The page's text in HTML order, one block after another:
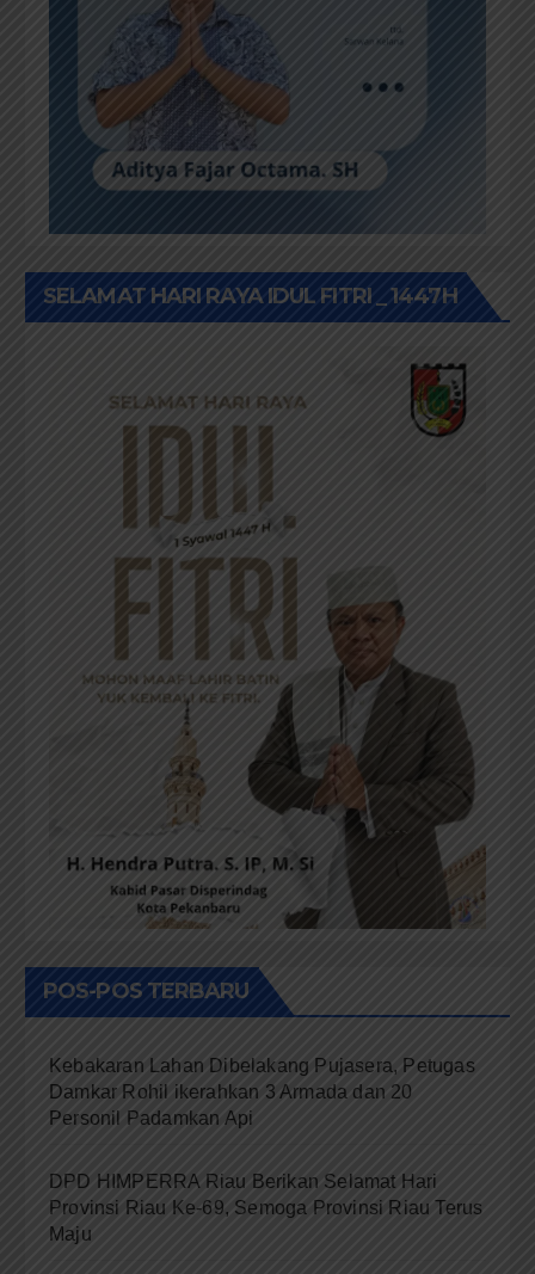
SELAMAT HARI RAYA IDUL FITRI _ 1447H
POS-POS TERBARU
Kebakaran Lahan Dibelakang Pujasera, Petugas
Damkar Rohil ikerahkan 3 Armada dan 20
Personil Padamkan Api
DPD HIMPERRA Riau Berikan Selamat Hari
Provinsi Riau Ke-69, Semoga Provinsi Riau Terus
Maju